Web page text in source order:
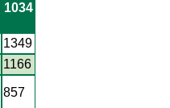
1034
1349
1166
857